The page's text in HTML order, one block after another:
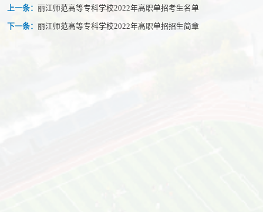
上一条： 丽江师范高等专科学校2022年高职单招考生名单
下一条： 丽江师范高等专科学校2022年高职单招招生简章